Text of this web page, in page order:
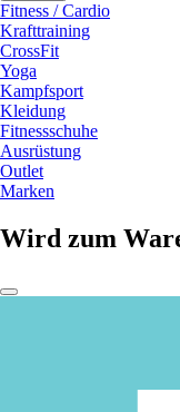
Fitness / Cardio
Krafttraining
CrossFit
Yoga
Kampfsport
Kleidung
Fitnessschuhe
Ausrüstung
Outlet
Marken
Wird zum